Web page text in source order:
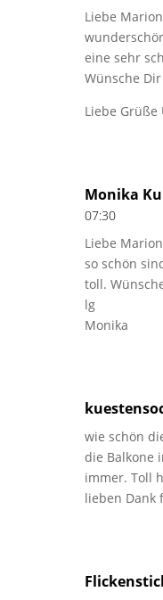
Liebe
eine sehr
Wünsche
Liebe Grüße
Monika
07:30
Liebe
so schön
toll.
lg
Monika
wie schön
die Balkone
immer. Toll
lieben Dank